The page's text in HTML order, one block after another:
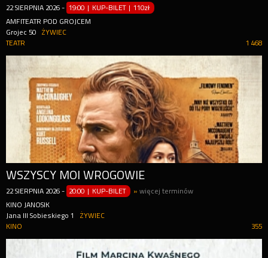
22 SIERPNIA 2026 - 19:00 | KUP-BILET |110zł
AMFITEATR POD GROJCEM
Grojec 50
ŻYWIEC
1 468
TEATR
WSZYSCY MOI WROGOWIE
22 SIERPNIA 2026 - 20:00 | KUP-BILET »więcej terminów
KINO JANOSIK
Jana III Sobieskiego 1
ŻYWIEC
355
KINO